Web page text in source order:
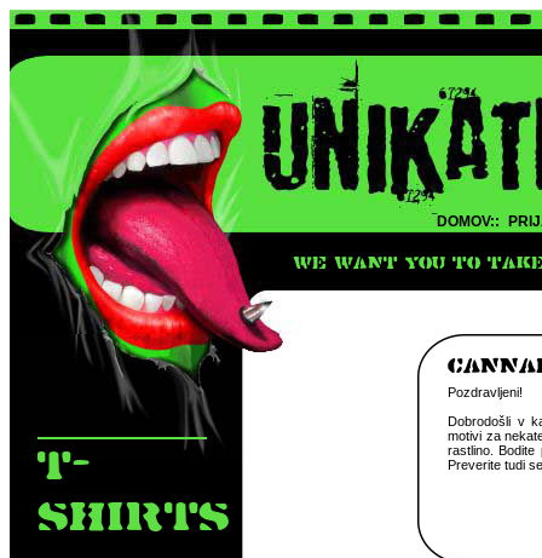
DOMOV::
WE WANT YOU TO
T-
SHIRTS
Pozdravljeni!
Dobrodošli v
motivi za
rastlino. Bodite
Preverite tudi